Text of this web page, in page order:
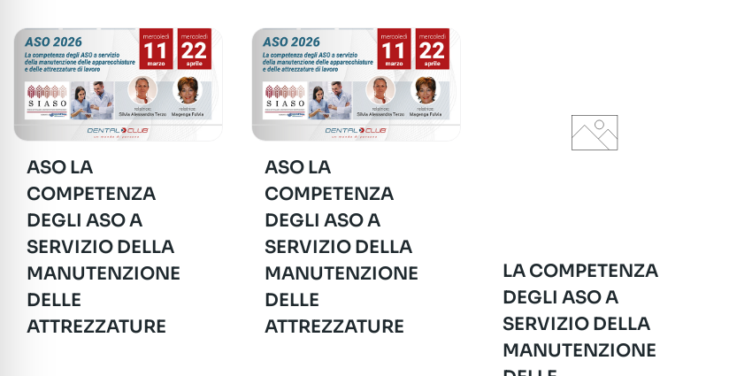
ASO LA
COMPETENZA
DEGLI ASO A
SERVIZIO DELLA
MANUTENZIONE
DELLE
ATTREZZATURE
ASO LA
COMPETENZA
DEGLI ASO A
SERVIZIO DELLA
MANUTENZIONE
DELLE
ATTREZZATURE
LA COMPETENZA
DEGLI ASO A
SERVIZIO DELLA
MANUTENZIONE